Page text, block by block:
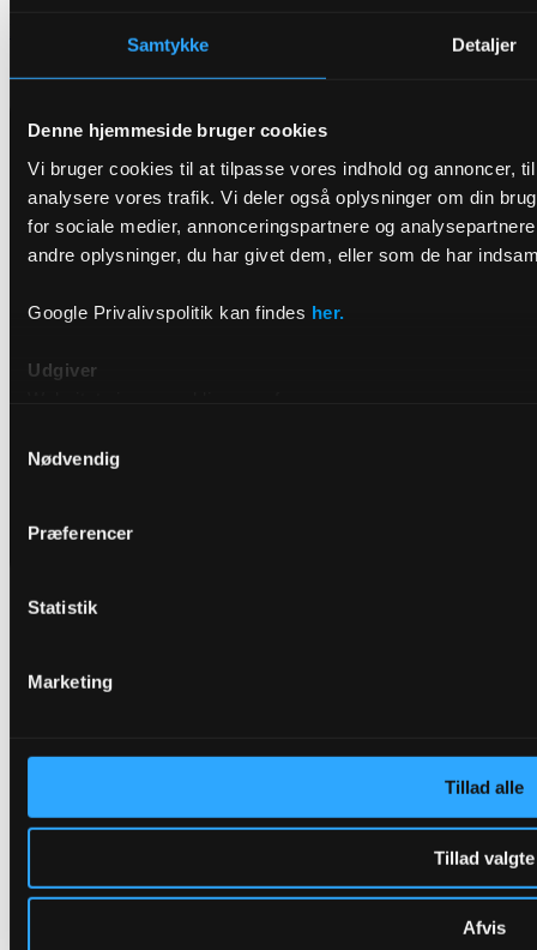
Samtykke Detaljer
Denne hjemmeside bruger cookies
Vi bruger cookies til at tilpasse vores indhold og annoncer,
analysere vores trafik. Vi deler også oplysninger om din
for sociale medier, annonceringspartnere og
andre oplysninger, du har givet dem, eller som de har
Google Privalivspolitik kan findes her.
Udgiver
DRIVR
Nødvendig
Præferencer
Statistik
Marketing
Tillad alle
Tillad valgte
Afvis